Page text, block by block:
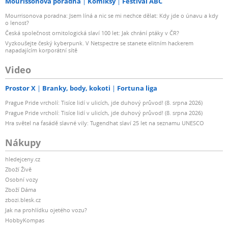
Mourrisonova poradna: Jsem líná a nic se mi nechce dělat: Kdy jde o únavu a kdy
o lenost?
Česká společnost ornitologická slaví 100 let: Jak chrání ptáky v ČR?
Vyzkoušejte český kyberpunk. V Netspectre se stanete elitním hackerem
napadajícím korporátní sítě
Video
Prostor X Branky, body, kokoti Fortuna liga
Prague Pride vrcholí: Tisíce lidí v ulicích, jde duhový průvod! (8. srpna 2026)
Prague Pride vrcholí: Tisíce lidí v ulicích, jde duhový průvod! (8. srpna 2026)
Hra světel na fasádě slavné vily: Tugendhat slaví 25 let na seznamu UNESCO
Nákupy
hledejceny.cz
Zboží Živě
Osobní vozy
Zboží Dáma
zbozi.blesk.cz
Jak na prohlídku ojetého vozu?
HobbyKompas